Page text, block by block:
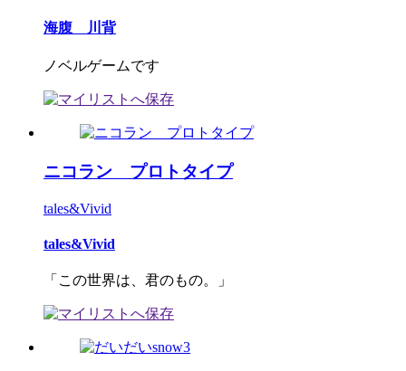
海腹 川背
ノベルゲームです
ニコラン プロトタイプ
tales&Vivid
tales&Vivid
「この世界は、君のもの。」